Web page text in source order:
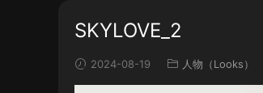
SKYLOVE_2
2024-08-19 人物（Looks）